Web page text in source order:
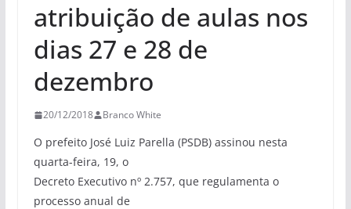
atribuição de aulas nos
dias 27 e 28 de
dezembro
20/12/2018 Branco White
O prefeito José Luiz Parella (PSDB) assinou nesta
quarta-feira, 19, o
Decreto Executivo nº 2.757, que regulamenta o
processo anual de